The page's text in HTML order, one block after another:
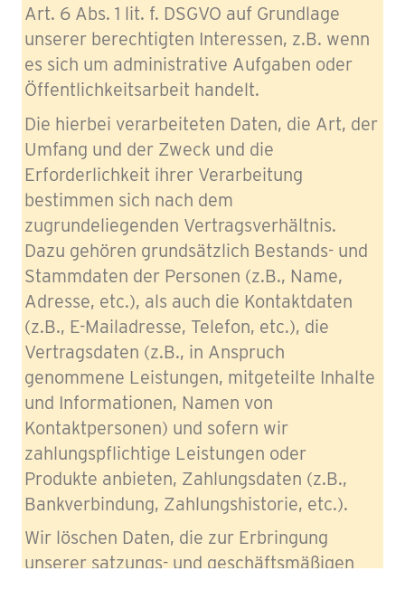
Art. 6 Abs. 1 lit. f. DSGVO auf Grundlage
unserer berechtigten Interessen, z.B. wenn
es sich um administrative Aufgaben oder
Öffentlichkeitsarbeit handelt.
Die hierbei verarbeiteten Daten, die Art, der
Umfang und der Zweck und die
Erforderlichkeit ihrer Verarbeitung
bestimmen sich nach dem
zugrundeliegenden Vertragsverhältnis.
Dazu gehören grundsätzlich Bestands- und
Stammdaten der Personen (z.B., Name,
Adresse, etc.), als auch die Kontaktdaten
(z.B., E-Mailadresse, Telefon, etc.), die
Vertragsdaten (z.B., in Anspruch
genommene Leistungen, mitgeteilte Inhalte
und Informationen, Namen von
Kontaktpersonen) und sofern wir
zahlungspflichtige Leistungen oder
Produkte anbieten, Zahlungsdaten (z.B.,
Bankverbindung, Zahlungshistorie, etc.).
Wir löschen Daten, die zur Erbringung
unserer satzungs- und geschäftsmäßigen
„Aufgefangen“ – ambulanter Hospizdienst
Nehmen Sie Kontakt mit uns auf unter Tel. 05105 – 58 25
114 oder per Mail unterhospizdienst@aufgefangen-ev.de
Folgen Sie uns auf
Facebook
© by Aufgefangen e.V., 2026 |Impressum|Datenschutz
Datenschutz TMG